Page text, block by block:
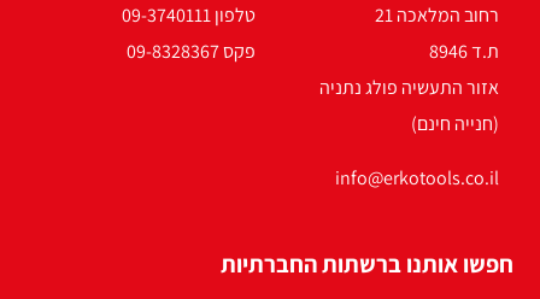
רחוב המלאכה 21
ת.ד 8946
אזור התעשיה פולג נתניה
(חנייה חינם)
טלפון 09-3740111
פקס 09-8328367
info@erkotools.co.il
חפשו אותנו ברשתות החברתיות